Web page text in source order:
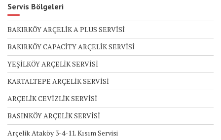
Servis Bölgeleri
BAKIRKÖY ARÇELİK A PLUS SERVİSİ
BAKIRKÖY CAPACİTY ARÇELİK SERVİSİ
YEŞİLKÖY ARÇELİK SERVİSİ
KARTALTEPE ARÇELİK SERVİSİ
ARÇELİK CEVİZLİK SERVİSİ
BASINKÖY ARÇELİK SERVİSİ
Arçelik Ataköy 3-4-11. Kısım Servisi